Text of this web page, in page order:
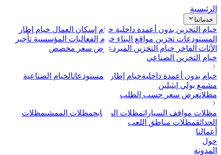
الرئيسية
خدماتنا
خيام التخزين بدون أعمدة داخلية خيام إسكان العمال خيام إطار
المستودعات تخزين مواقع البناء خيام الفعاليات المؤسسية تأجير
الأثاث الفاخر خيام التخزين المبردعرض سعر مخصص
خيام التخزين الصناعي
خيام بدون أعمدة داخليةخيام إطار المستودعاتالخيام الصناعية
مشمع بولي إيثيلين
مظلاتعرض سعر حسب الطلب
مظلات مواقف السياراتمظلات المسابحمظلات الممشىمظلات
الحدائقمظلات مناطق اللعب
أعمالنا
حول
المدونة